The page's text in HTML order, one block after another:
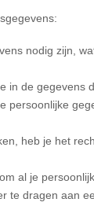
nodig zijn,
in de gegevens
persoonlijke
heb je het
al je
te dragen aan